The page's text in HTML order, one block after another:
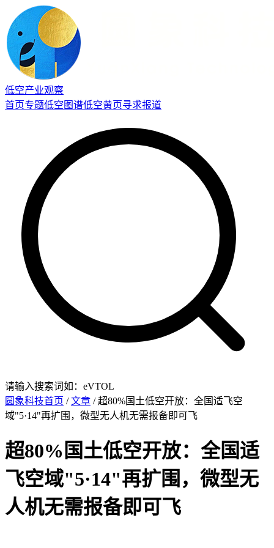
低空产业观察
首页专题低空图谱低空黄页寻求报道
请输入搜索词如：eVTOL
圆象科技首页 /文章 / 超80%国土低空开放：全国适飞空
域"5·14"再扩围，微型无人机无需报备即可飞
超80%国土低空开放：全国适
飞空域"5·14"再扩围，微型无
人机无需报备即可飞